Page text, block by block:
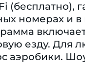
номерах и в
езду. Для
аэробики.